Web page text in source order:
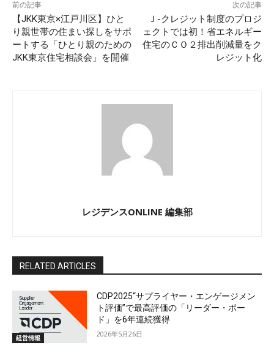
前の記事
【JKK東京×江戸川区】ひと
り親世帯の住まい探しをサポ
ートする「ひとり親のための
JKK東京住宅相談会」を開催
次の記事
Ｊ-クレジット制度のプロジ
ェクトでは初！省エネルギー
住宅のＣＯ２排出削減量をク
レジット化
レジデンスONLINE 編集部
RELATED ARTICLES
経営情報
CDP2025“サプライヤー・エンゲージメン
ト評価”で最高評価の「リーダー・ボー
ド」を6年連続獲得
2026年5月26日